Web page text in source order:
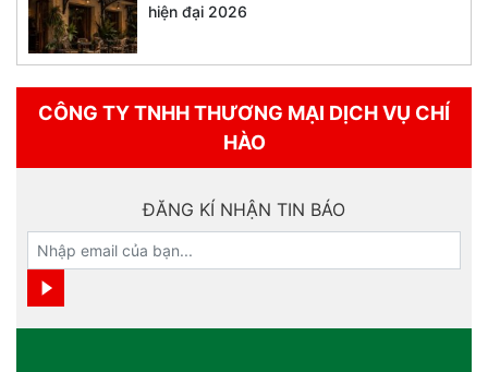
hiện đại 2026
CÔNG TY TNHH THƯƠNG MẠI DỊCH VỤ CHÍ
HÀO
ĐĂNG KÍ NHẬN TIN BÁO